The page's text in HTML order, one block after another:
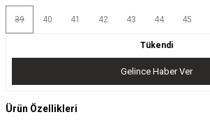
39 40 41 42 43 44 45
Tükendi
Gelince Haber Ver
Ürün Özellikleri